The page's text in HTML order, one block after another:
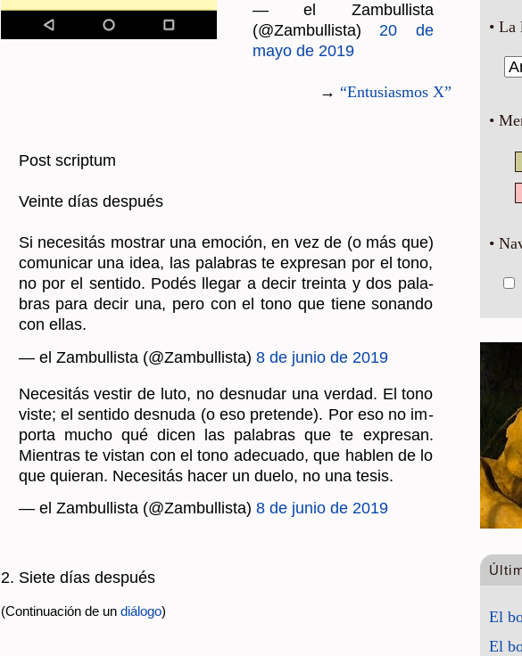
— el Zam­bu­llis­ta
(@Zam­bu­llis­ta)20 de
mayo de 2019
→ “En­tu­sias­mos X”
Post scrip­tum
Vein­te días des­pués
Si ne­ce­si­tás mos­trar una emo­ción, en vez de (o más que)
co­mu­ni­car una idea, las pa­la­bras te ex­pre­san por el tono,
no por el sen­ti­do. Podés lle­gar a decir trein­ta y dos pa­la­
bras para decir una, pero con el tono que tiene so­nan­do
con ellas.
— el Zam­bu­llis­ta (@Zam­bu­llis­ta) 8 de junio de 2019
Ne­ce­si­tás ves­tir de luto, no des­nu­dar una ver­dad. El tono
viste; el sen­ti­do des­nu­da (o eso pre­ten­de). Por eso no im­
por­ta mucho qué dicen las pa­la­bras que te ex­pre­san.
Mien­tras te vis­tan con el tono ade­cua­do, que ha­blen de lo
que quie­ran. Ne­ce­si­tás hacer un duelo, no una tesis.
— el Zam­bu­llis­ta (@Zam­bu­llis­ta) 8 de junio de 2019
2. Siete días des­pués
(Continuación de un diálogo)
• La
•
•
El
El